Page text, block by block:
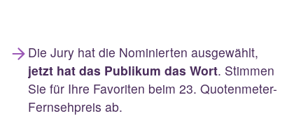
Die Jury hat die Nominierten ausgewählt,
jetzt hat das Publikum das Wort. Stimmen
Sie für Ihre Favoriten beim 23. Quotenmeter-
Fernsehpreis ab.